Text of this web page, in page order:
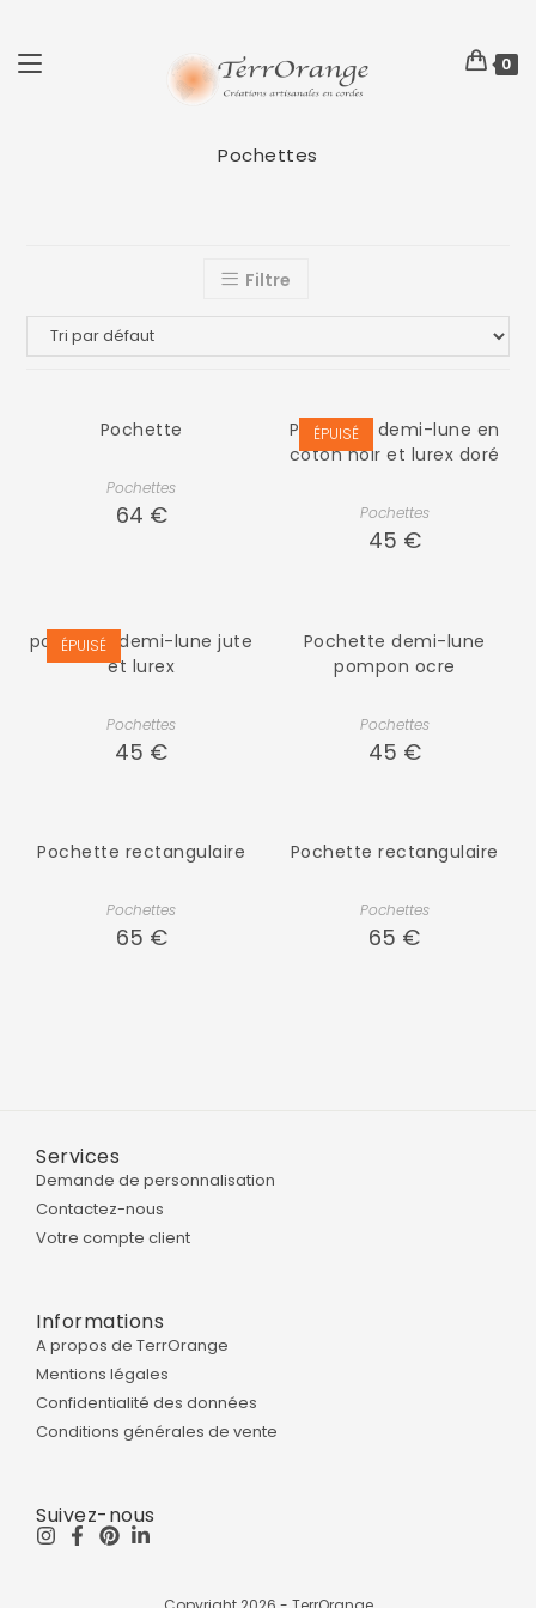
0
Pochettes
Filtre
Pochette
Pochettes
64 €
ÉPUISÉ
Pochette demi-lune en
coton noir et lurex doré
Pochettes
45 €
ÉPUISÉ
pochette demi-lune jute
et lurex
Pochettes
45 €
Pochette demi-lune
pompon ocre
Pochettes
45 €
Pochette rectangulaire
Pochettes
65 €
Pochette rectangulaire
Pochettes
65 €
Services
Demande de personnalisation
Contactez-nous
Votre compte client
Informations
A propos de TerrOrange
Mentions légales
Confidentialité des données
Conditions générales de vente
Suivez-nous